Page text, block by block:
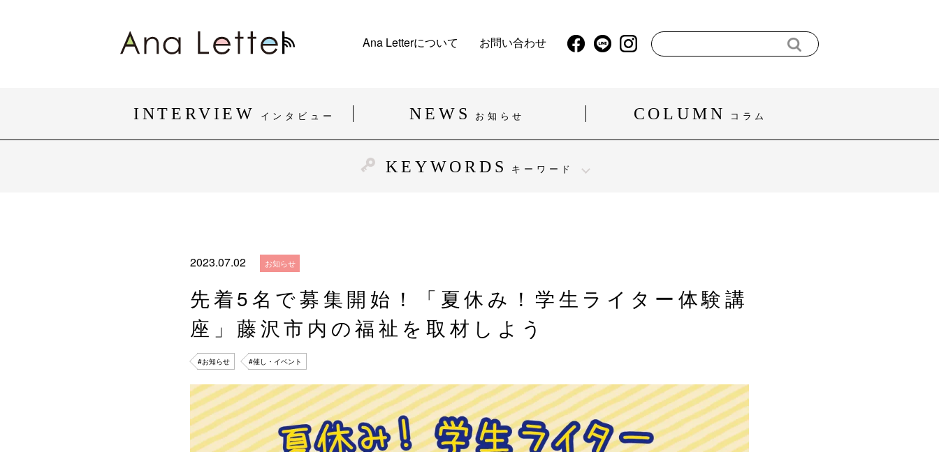
Ana Letterについて お問い合わせ
INTERVIEW インタビュー NEWS お知らせ COLUMN コラム
KEYWORDS キーワード
2023.07.02 お知らせ
先着5名で募集開始！「夏休み！学生ライター体験講
座」藤沢市内の福祉を取材しよう
#お知らせ #催し・イベント